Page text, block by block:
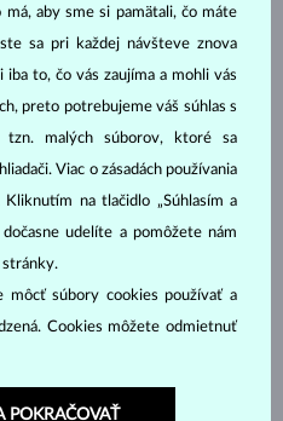
BIELE ZLATO
1 300 €
BIELE ZLATO
DIAMANT LAB GROWN MODRÝ & DIAMANT LAB
NOVINKA
NA SKLADE
NOVINKA
aby sme si pamätali, čo máte
sa pri každej návšteve znova
to, čo vás zaujíma a mohli vás
preto potrebujeme váš súhlas s
tzn. malých súborov, ktoré sa
Viac o zásadách používania
Kliknutím na tlačidlo „Súhlasím a
udelíte a pomôžete nám
stránky.
môcť súbory cookies používať a
Cookies môžete odmietnuť
POKRAČOVAŤ